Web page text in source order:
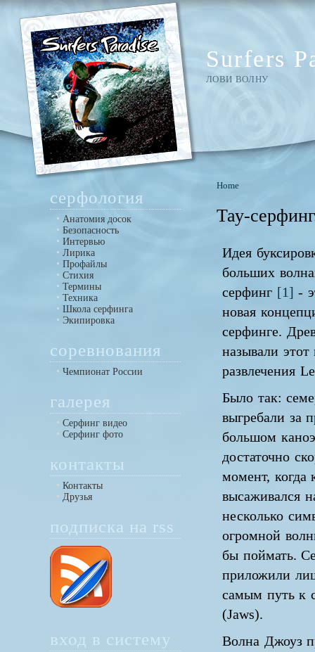
Surfers
ЛОВИ ВОЛНУ
серфология
Анатомия досок
Безопасность
Интервью
Лирика
Профайлы
Стихия
Термины
Техника
Школа серфинга
Экипировка
соревнования
Чемпионат России
галерея
Серфинг видео
Серфинг фото
контакты
Контакты
Друзья
подписка на rss
вход в систему
Home
Тау-
Идея
больших
серфинг [1] -
новая
серфинге.
называли этот
развлечения
Было так:
выгребали за
большом
достаточно
момент, когда
высаживался
несколько
огромной
бы поймать.
приложили
самым путь к
(Jaws).
Волна Джоуз